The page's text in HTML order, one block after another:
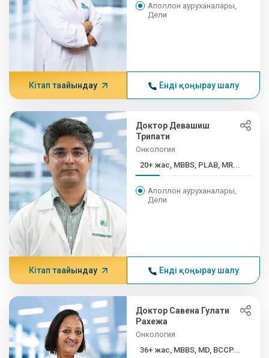
Аполлон ауруханалары,
Дели
Кітап тағайындау Енді қоңырау шалу
Доктор Девашиш
Трипати
Онкология
20+ жас, MBBS, PLAB, MR...
Аполлон ауруханалары,
Дели
Кітап тағайындау Енді қоңырау шалу
Доктор Савена Гулати
Рахежа
Онкология
36+ жас, MBBS, MD, BCCP...